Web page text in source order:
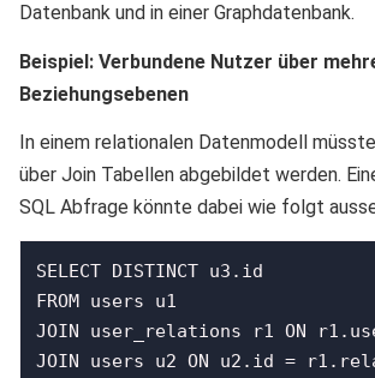
Datenbank und in einer Graphdatenbank.
Beispiel: Verbundene Nutzer über
Beziehungsebenen
In einem relationalen Datenmodell
über Join Tabellen abgebildet werden.
SQL Abfrage könnte dabei wie folgt
SELECT DISTINCT u3.id
FROM users u1
JOIN user_relations r1 ON
JOIN users u2 ON u2.id =